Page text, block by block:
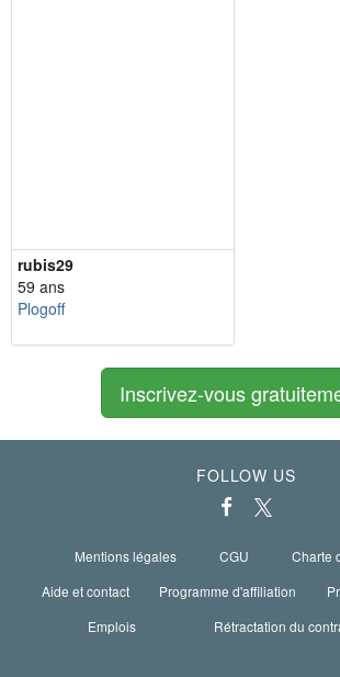
rubis29
59 ans
Plogoff
Inscrivez-vous
FOLLOW US
Mentions légales CGU
Charte
Aide et contact
Programme d'affiliation
Emplois
Rétractation du